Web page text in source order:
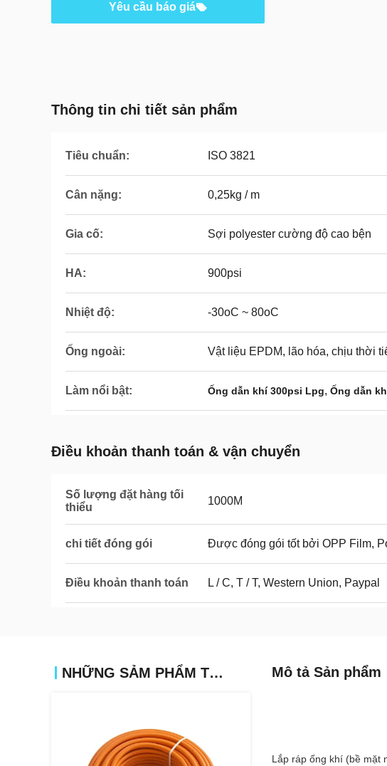
Yêu cầu báo giá
Thông tin chi tiết sản phẩm
Tiêu chuẩn: ISO 3821
Cân nặng: 0,25kg / m
Gia cố: Sợi polyester cường độ cao bện
HA: 900psi
Nhiệt độ: -30oC ~ 80oC
Ống ngoài: Vật liệu EPDM, lão hóa, chịu thời
Làm nổi bật: Ống dẫn khí 300psi Lpg, Ống dẫn
Điều khoản thanh toán & vận chuyển
Số lượng đặt hàng tối
thiểu
1000M
chi tiết đóng gói Được đóng gói tốt bởi OPP Film,
Điều khoản thanh toán L / C, T / T, Western Union, Paypal
NHỮNG SẢM PHẨM TƯƠNG TỰ Mô tả Sản phẩm
Lắp ráp ống khí (bề mặt